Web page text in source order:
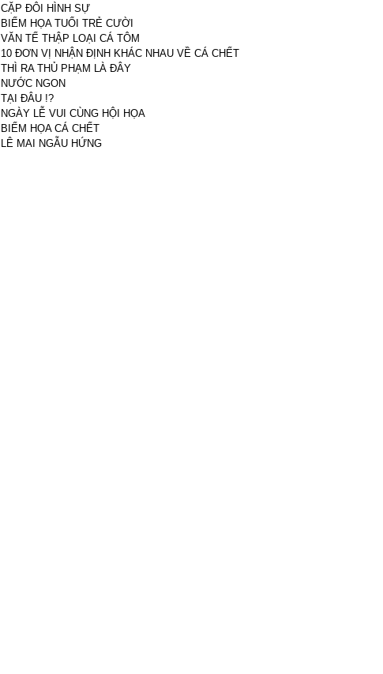
CẶP ĐÔI HÌNH SỰ
BIẾM HỌA TUỔI TRẺ CƯỜI
VĂN TẾ THẬP LOẠI CÁ TÔM
10 ĐƠN VỊ NHẬN ĐỊNH KHÁC NHAU VỀ CÁ CHẾT
THÌ RA THỦ PHẠM LÀ ĐÂY
NƯỚC NGON
TẠI ĐÂU !?
NGÀY LỄ VUI CÙNG HỘI HỌA
BIẾM HỌA CÁ CHẾT
LÊ MAI NGẪU HỨNG